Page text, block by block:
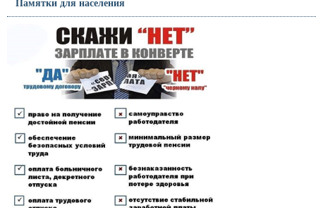
Памятки для населения